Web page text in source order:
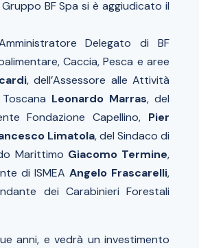
BF Spa si è aggiudicato il
Delegato di BF
Caccia, Pesca e aree
, dell’Assessore alle Attività
Leonardo Marras, del
Fondazione Capellino, Pier
Limatola, del Sindaco di
Marittimo Giacomo Termine,
di ISMEA Angelo Frascarelli,
dei Carabinieri Forestali
anni, e vedrà un investimento